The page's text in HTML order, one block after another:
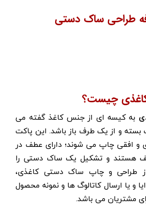
طراحی ساک دستی
چیست؟
به کیسه ای از جنس کاغذ گفته می
از 5 طرف بسته و از یک طرف باز باشد. این پاکت
و افقی چاپ می شوند؛ دارای عطف در
هستند و تشکیل یک ساک دستی را
طراحی و چاپ ساک دستی کاغذی،
و يا ارسال كاتالوگ ها و نمونه محصول
مشتريان می باشد.